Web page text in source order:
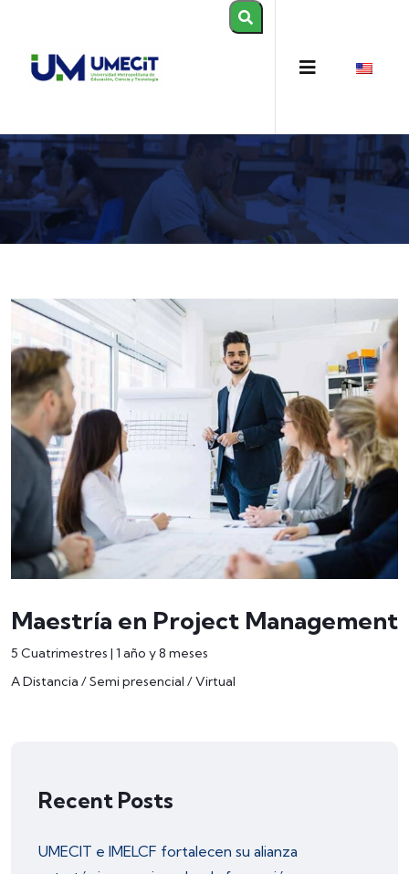
Maestría en Project Management
5 Cuatrimestres | 1 año y 8 meses
A Distancia / Semi presencial / Virtual
Recent Posts
UMECIT e IMELCF fortalecen su alianza